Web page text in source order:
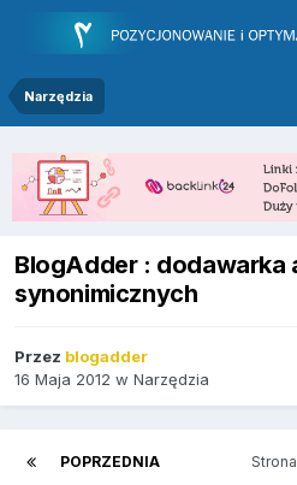
Narzędzia
BlogAdder : dodawarka
synonimicznych
Przez blogadder
16 Maja 2012 w Narzędzia
POPRZEDNIA